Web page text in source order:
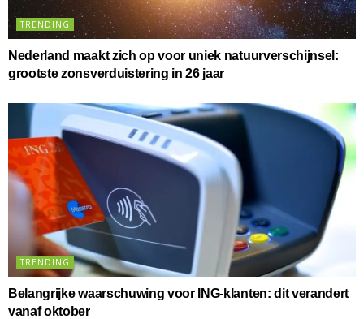
TRENDING
Nederland maakt zich op voor uniek natuurverschijnsel:
grootste zonsverduistering in 26 jaar
TRENDING
Belangrijke waarschuwing voor ING-klanten: dit verandert
vanaf oktober